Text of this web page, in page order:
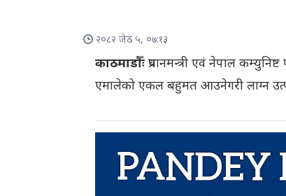
२०८२ जेठ ५, ०७:१३
काठमाडौँः प्रधानमन्त्री एवं नेपाल
एमालेको एकल बहुमत आउनेगरी लाग्न